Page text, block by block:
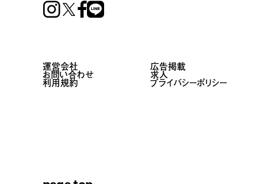
Instagram FacebookLine
運営会社 広告掲載
お問い合わせ 求人
利用規約 プライバシーポリシー